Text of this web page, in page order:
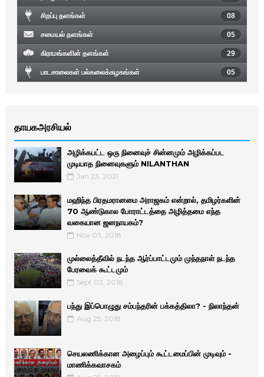
சிறப்பு தளங்கள் 08
சமையல் தளங்கள் 05
கிராமங்களின் தளங்கள் 29
பாடசாலைகள் பல்கலைக்கழகங்கள் 05
தாயகஅரசியல்
அழிக்கபட்ட ஒரு நினைவுச் சின்னமும் அழிக்கப்பட
முடியாத நினைவுகளும் NILANTHAN
Jan 23, 2021
மஹிந்த பிரதமரானமை அராஜகம் என்றால், தமிழர்களின்
70 ஆண்டுகால போராட்டத்தை அழித்தமை எந்த
வகையான ஜனநாயகம்?
Nov 03, 2018
முல்லைத்தீவில் நடந்த ஆர்ப்பாட்டமும் முந்தநாள் நடந்த
பேரவைக் கூட்டமும்
Sept 02, 2018
பந்து இப்பொழுது சம்பந்தரின் பக்கத்திலா? - நிலாந்தன்
Aug 25, 2018
செயலணிக்கான அழைப்பும் கூட்டமைப்பின் முடிவும் -
மாணிக்­க­வா­சகம்